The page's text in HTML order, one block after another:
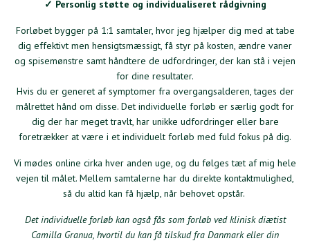
✓ Personlig støtte og individualiseret rådgivning
Forløbet bygger på 1:1 samtaler, hvor jeg hjælper dig med at tabe
dig effektivt men hensigtsmæssigt, få styr på kosten, ændre vaner
og spisemønstre samt håndtere de udfordringer, der kan stå i vejen
for dine resultater.
Hvis du er generet af symptomer fra overgangsalderen, tages der
målrettet hånd om disse. Det individuelle forløb er særlig godt for
dig der har meget travlt, har unikke udfordringer eller bare
foretrækker at være i et individuelt forløb med fuld fokus på dig.
Vi mødes online cirka hver anden uge, og du følges tæt af mig hele
vejen til målet. Mellem samtalerne har du direkte kontaktmulighed,
så du altid kan få hjælp, når behovet opstår.
Det individuelle forløb kan også fås som forløb ved klinisk diætist
Camilla Granua, hvortil du kan få tilskud fra Danmark eller din